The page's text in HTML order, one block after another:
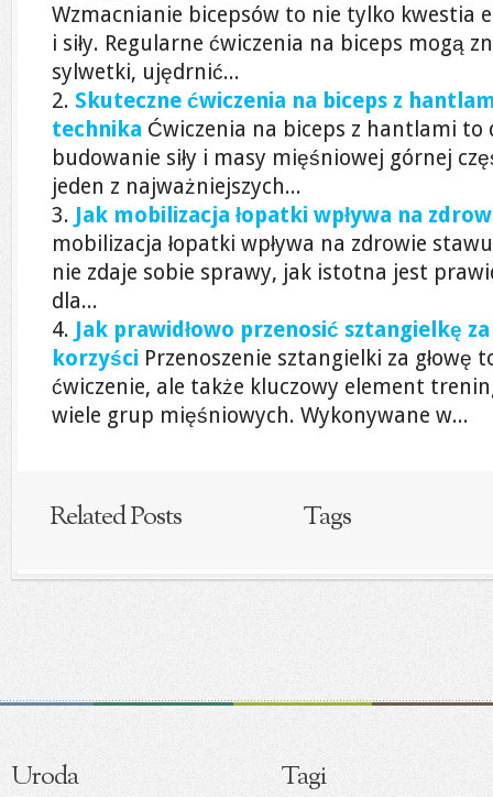
Wzmacnianie bicepsów to nie tylko kwestia
i siły. Regularne ćwiczenia na biceps mogą
sylwetki, ujędrnić...
Skuteczne ćwiczenia na biceps z
technika Ćwiczenia na biceps z hantlami to
budowanie siły i masy mięśniowej górnej
jeden z najważniejszych...
Jak mobilizacja łopatki wpływa na
mobilizacja łopatki wpływa na zdrowie
nie zdaje sobie sprawy, jak istotna jest
dla...
Jak prawidłowo przenosić sztangielkę
korzyści Przenoszenie sztangielki za głowę
ćwiczenie, ale także kluczowy element
wiele grup mięśniowych. Wykonywane w...
Related Posts Tags
Uroda
Tagi